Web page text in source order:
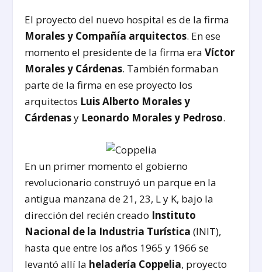
El proyecto del nuevo hospital es de la firma
Morales y Compañía arquitectos. En ese
momento el presidente de la firma eraVíctor
Morales y Cárdenas. También formaban
parte de la firma en ese proyecto los
arquitectos Luis Alberto Morales y
Cárdenasy Leonardo Morales y Pedroso.
En un primer momento el gobierno
revolucionario construyó un parque en la
antigua manzana de 21, 23, L y K, bajo la
dirección del recién creado Instituto
Nacional de la Industria Turística (INIT),
hasta que entre los años 1965 y 1966 se
levantó allí la heladería Coppelia, proyecto